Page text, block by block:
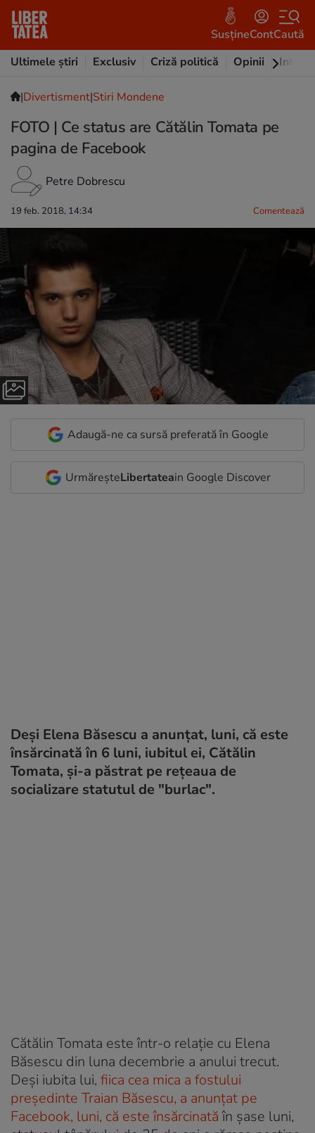
SusțineContCaută
Ultimele știri
Exclusiv Criză politică Opinii
|Divertisment|Stiri Mondene
FOTO | Ce status are Cătălin Tomata pe
pagina de Facebook
Petre Dobrescu
19 feb. 2018, 14:34 Comentează
Adaugă-ne ca sursă preferată în Google
UrmăreșteLibertateain Google Discover
Deși Elena Băsescu a anunțat, luni, că este
însărcinată în 6 luni, iubitul ei, Cătălin
Tomata, și-a păstrat pe rețeaua de
socializare statutul de "burlac".
Cătălin Tomata este într-o relație cu Elena
Băsescu din luna decembrie a anului trecut.
Deși iubita lui, fiica cea mica a fostului
președinte Traian Băsescu, a anunțat pe
Facebook, luni, că este însărcinatăîn șase luni,